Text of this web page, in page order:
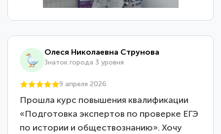
Олеся Николаевна Струнова
Знаток города 3 уровня
9 апреля 2026
Прошла курс повышения квалификации
«Подготовка экспертов по проверке ЕГЭ
по истории и обществознанию». Хочу